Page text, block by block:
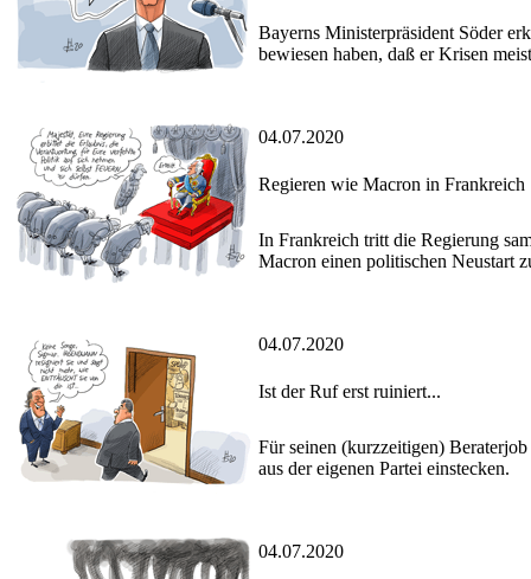
Bayerns Ministerpräsident Söder
bewiesen haben, daß er Krisen
04.07.2020
Regieren wie Macron in Frankreich
In Frankreich tritt die Regierung
Macron einen politischen Neustart
04.07.2020
Ist der Ruf erst ruiniert...
Für seinen (kurzzeitigen)
aus der eigenen Partei einstecken.
04.07.2020